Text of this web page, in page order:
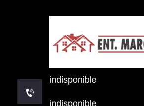
indisponible
indisponible